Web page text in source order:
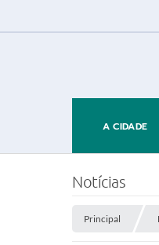
A CIDADE
Notícias
Principal